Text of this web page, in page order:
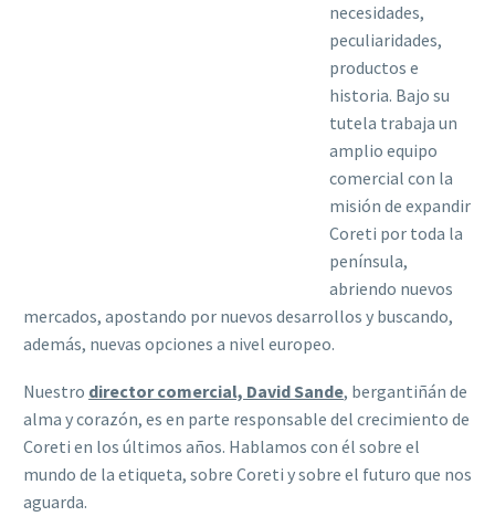
necesidades,
peculiaridades,
productos e
historia. Bajo su
tutela trabaja un
amplio equipo
comercial con la
misión de expandir
Coreti por toda la
península,
abriendo nuevos
mercados, apostando por nuevos desarrollos y buscando,
además, nuevas opciones a nivel europeo.
Nuestro director comercial, David Sande, bergantiñán de
alma y corazón, es en parte responsable del crecimiento de
Coreti en los últimos años. Hablamos con él sobre el
mundo de la etiqueta, sobre Coreti y sobre el futuro que nos
aguarda.